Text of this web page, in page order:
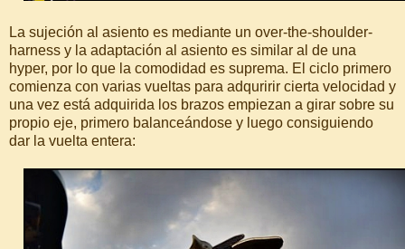
La sujeción al asiento es mediante un over-the-shoulder-
harness y la adaptación al asiento es similar al de una
hyper, por lo que la comodidad es suprema. El ciclo primero
comienza con varias vueltas para adquririr cierta velocidad y
una vez está adquirida los brazos empiezan a girar sobre su
propio eje, primero balanceándose y luego consiguiendo
dar la vuelta entera: